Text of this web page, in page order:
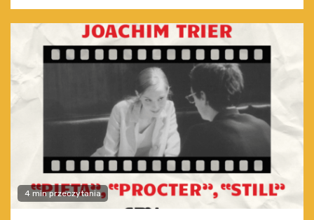
4 min przeczytania